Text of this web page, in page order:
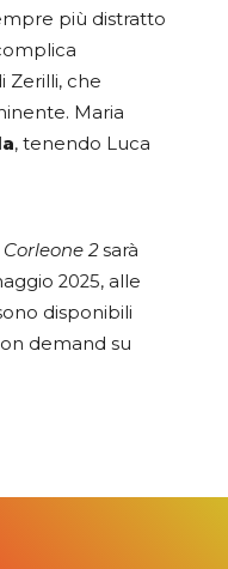
più distratto
Zerilli, che
Maria
, tenendo Luca
2sarà
2025, alle
disponibili
demand su